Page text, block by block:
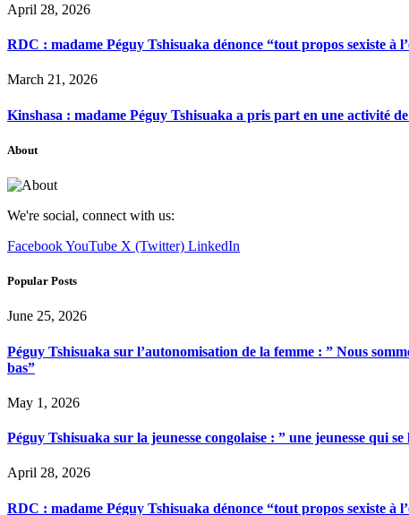
April 28, 2026
RDC : madame Péguy Tshisuaka dénonce “tout propos sexiste à
March 21, 2026
Kinshasa : madame Péguy Tshisuaka a pris part en une activité
About
We're social, connect with us:
FacebookYouTube X (Twitter) LinkedIn
Popular Posts
June 25, 2026
Péguy Tshisuaka sur l’autonomisation de la femme : ” Nous
bas”
May 1, 2026
Péguy Tshisuaka sur la jeunesse congolaise : ” une jeunesse qui
April 28, 2026
RDC : madame Péguy Tshisuaka dénonce “tout propos sexiste à